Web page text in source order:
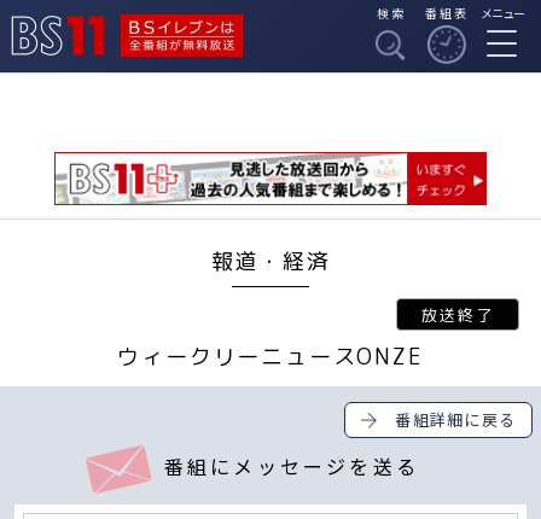
BSイレブンは全番組
検索 番組表 メニュー
報道・経済
ウィークリーニュースONZE
番組詳細に戻る
番組にメッセージを送る